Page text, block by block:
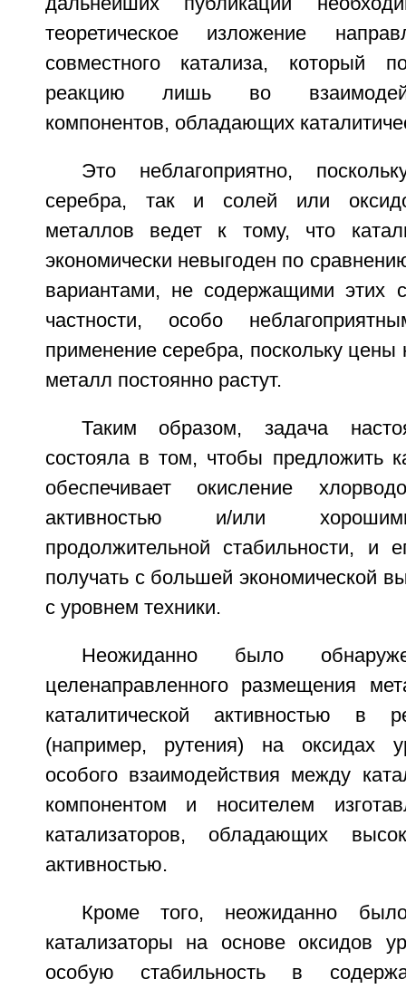
теоретическое изложение
совместного катализа, который
реакцию лишь во
компонентов, обладающих
Это неблагоприятно,
серебра, так и солей или
металлов ведет к тому, что
экономически невыгоден по
вариантами, не содержащими этих
частности, особо
применение серебра, поскольку цены
металл постоянно растут.
Таким образом, задача
состояла в том, чтобы предложить
обеспечивает окисление
активностью и/или
продолжительной стабильности, и
получать с большей экономической
с уровнем техники.
Неожиданно было
целенаправленного размещения
каталитической активностью в
(например, рутения) на оксидах
особого взаимодействия между
компонентом и носителем
катализаторов, обладающих
активностью.
Кроме того, неожиданно
катализаторы на основе оксидов
особую стабильность в